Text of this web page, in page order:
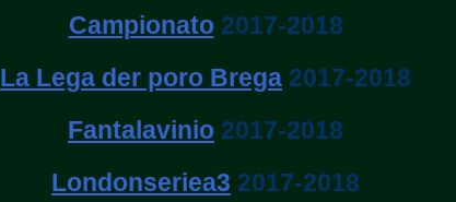
Campionato2017-2018
La Lega der poro Brega 2017-2018
Fantalavinio 2017-2018
Londonseriea3 2017-2018